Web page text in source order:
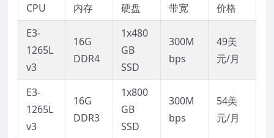
CPU 内存 硬盘 带宽
价格
E3-
1265L
v3
16G
DDR4
1x480
GB
SSD
300M
bps
49美
元/月
E3-
1265L
v3
16G
DDR3
1x800
GB
SSD
300M
bps
54美
元/月